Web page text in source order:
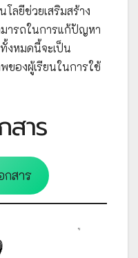
โลยีช่วยเสริมสร้าง
ารถในการแก้ปัญหา
งหมดนี้จะเป็น
องผู้เรียนในการใช้
สาร
กสาร